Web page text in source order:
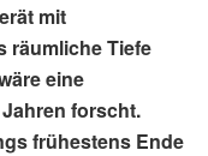
mit
räumliche Tiefe
eine
forscht.
frühestens Ende